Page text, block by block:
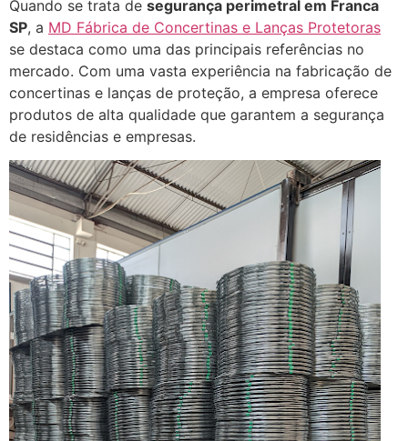
Quando se trata de segurança perimetral em Franca
SP, a MD Fábrica de Concertinas e Lanças Protetoras
se destaca como uma das principais referências no
mercado. Com uma vasta experiência na fabricação de
concertinas e lanças de proteção, a empresa oferece
produtos de alta qualidade que garantem a segurança
de residências e empresas.